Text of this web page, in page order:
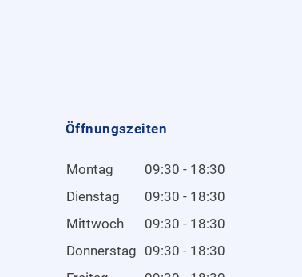
Öffnungszeiten
Montag
09:30 - 18:30
Dienstag
09:30 - 18:30
Mittwoch
09:30 - 18:30
Donnerstag 09:30 - 18:30